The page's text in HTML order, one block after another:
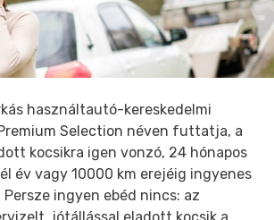
használtautó-kereskedelmi
Selection néven futtatja, a
kocsikra igen vonzó, 24 hónapos
év vagy 10000 km erejéig ingyenes
ingyen ebéd nincs: az